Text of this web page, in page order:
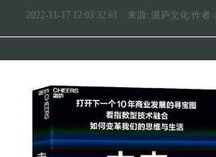
2022-11-17 12:03:32.61 来源: 湛庐文化 作者：